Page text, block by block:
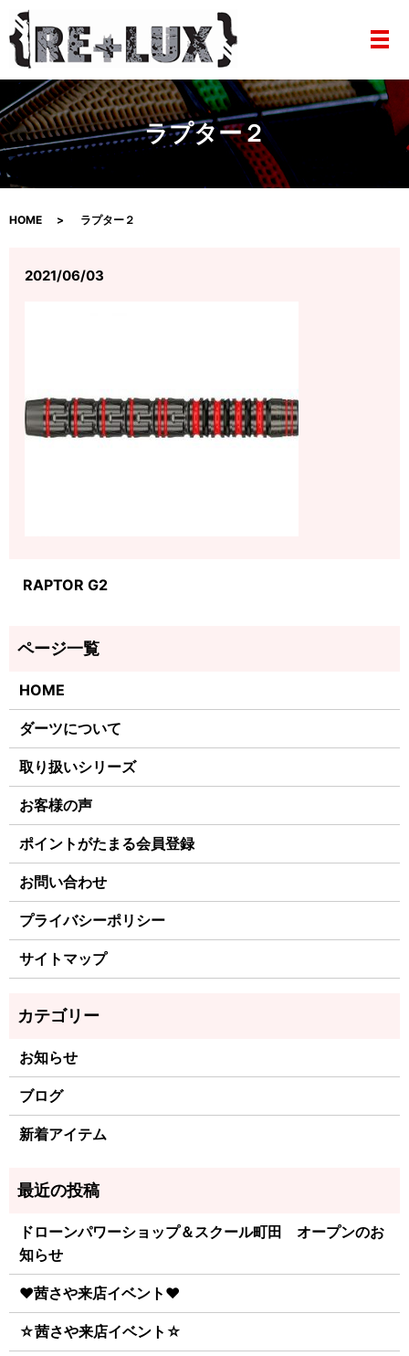
メ
ラプター２
HOME ラプター２
2021/06/03
RAPTOR G2
HOME
ダーツについて
取り扱いシリーズ
お客様の声
ポイントがたまる会員登録
お問い合わせ
プライバシーポリシー
サイトマップ
お知らせ
ブログ
新着アイテム
ドローンパワーショップ＆スクール町田 オープンのお
知らせ
♥茜さや来店イベント♥
☆茜さや来店イベント☆